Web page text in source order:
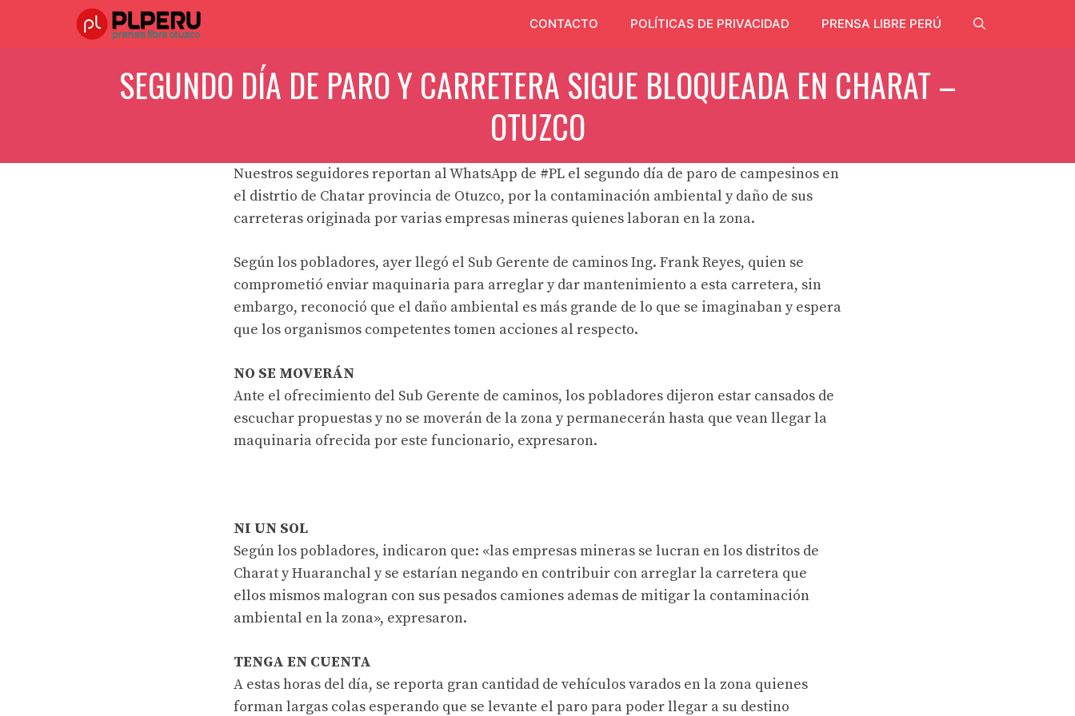
CONTACTO POLÍTICAS DE PRIVACIDAD PRENSA LIBRE PERÚ
SEGUNDO DÍA DE PARO Y CARRETERA SIGUE BLOQUEADA EN CHARAT –
OTUZCO
Nuestros seguidores reportan al WhatsApp de #PL el segundo día de paro de campesinos en
el distrtio de Chatar provincia de Otuzco, por la contaminación ambiental y daño de sus
carreteras originada por varias empresas mineras quienes laboran en la zona.
Según los pobladores, ayer llegó el Sub Gerente de caminos Ing. Frank Reyes, quien se
comprometió enviar maquinaria para arreglar y dar mantenimiento a esta carretera, sin
embargo, reconoció que el daño ambiental es más grande de lo que se imaginaban y espera
que los organismos competentes tomen acciones al respecto.
NO SE MOVERÁN
Ante el ofrecimiento del Sub Gerente de caminos, los pobladores dijeron estar cansados de
escuchar propuestas y no se moverán de la zona y permanecerán hasta que vean llegar la
maquinaria ofrecida por este funcionario, expresaron.
NI UN SOL
Según los pobladores, indicaron que: «las empresas mineras se lucran en los distritos de
Charat y Huaranchal y se estarían negando en contribuir con arreglar la carretera que
ellos mismos malogran con sus pesados camiones ademas de mitigar la contaminación
ambiental en la zona», expresaron.
TENGA EN CUENTA
A estas horas del día, se reporta gran cantidad de vehículos varados en la zona quienes
forman largas colas esperando que se levante el paro para poder llegar a su destino